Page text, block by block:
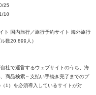
25
10
ト 国内旅行／旅行予約サイト 海外旅行
数20,899人）
社で運営するウェブサイトのうち、海
商品検索～支払い手続き完了までのプ
1）を必須導入しているサイトが対